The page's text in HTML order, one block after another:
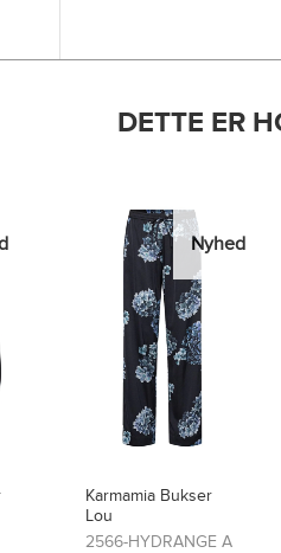
DETTE ER
Nyhed
Karmamia Skjorte
Joseph
2568-ROSERY